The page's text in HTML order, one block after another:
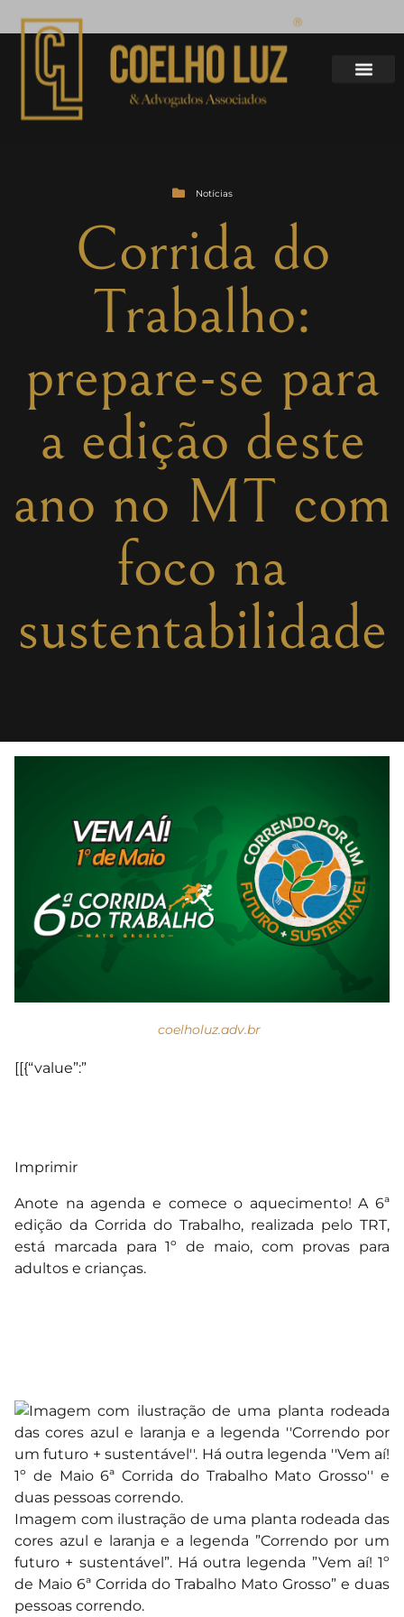
Notícias
Corrida do
Trabalho:
prepare-se para
a edição deste
ano no MT com
foco na
sustentabilidade
coelholuz.adv.br
[[{“value”:”
Imprimir
Anote na agenda e comece o aquecimento! A 6ª
edição da Corrida do Trabalho, realizada pelo TRT,
está marcada para 1º de maio, com provas para
adultos e crianças.
Imagem com ilustração de uma planta rodeada das
cores azul e laranja e a legenda ”Correndo por um
futuro + sustentável”. Há outra legenda ”Vem aí! 1º
de Maio 6ª Corrida do Trabalho Mato Grosso” e duas
pessoas correndo.